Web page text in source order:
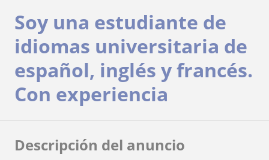
Soy una estudiante de
idiomas universitaria de
español, inglés y francés.
Con experiencia
Descripción del anuncio